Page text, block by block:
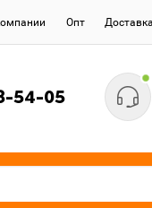
Опт Доставка
54-05